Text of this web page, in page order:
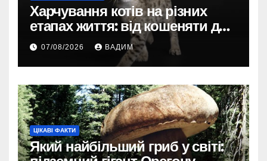
Харчування котів на різних
етапах життя: від кошеняти до
літнього улюбленця
07/08/2026 ВАДИМ
ЦІКАВІ ФАКТИ
Який найбільший гриб у світі: